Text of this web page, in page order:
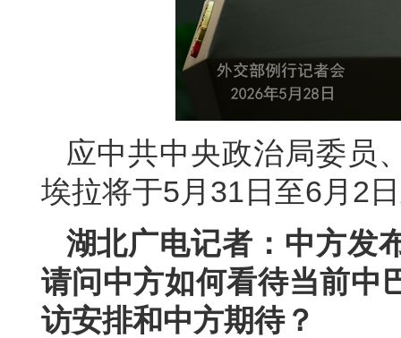
应中共中央政治局委员
埃拉将于5月31日至6月2
湖北广电记者：中方发
请问中方如何看待当前中
访安排和中方期待？